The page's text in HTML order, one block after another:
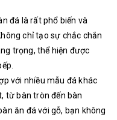
đá là rất phổ biến và
chỉ tạo sự chắc chắn
trọng, thể hiện được
với nhiều mẫu đá khác
từ bàn tròn đến bàn
ăn đá với gỗ, bạn không